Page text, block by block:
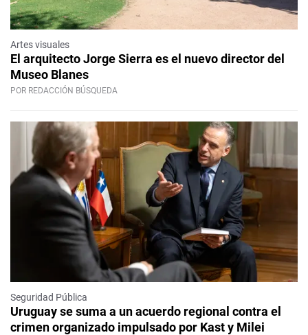
Artes visuales
El arquitecto Jorge Sierra es el nuevo director del
Museo Blanes
POR REDACCIÓN BÚSQUEDA
Seguridad Pública
Uruguay se suma a un acuerdo regional contra el
crimen organizado impulsado por Kast y Milei